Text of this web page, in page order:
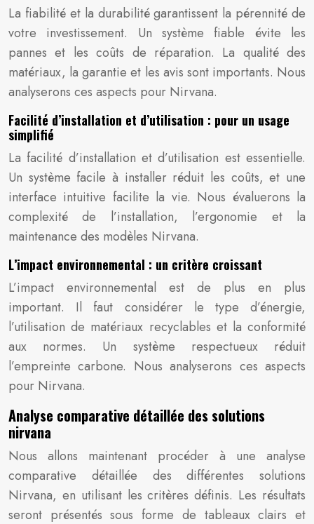
La fiabilité et la durabilité garantissent la pérennité de
votre investissement. Un système fiable évite les
pannes et les coûts de réparation. La qualité des
matériaux, la garantie et les avis sont importants. Nous
analyserons ces aspects pour Nirvana.
Facilité d’installation et d’utilisation : pour un usage
simplifié
La facilité d’installation et d’utilisation est essentielle.
Un système facile à installer réduit les coûts, et une
interface intuitive facilite la vie. Nous évaluerons la
complexité de l’installation, l’ergonomie et la
maintenance des modèles Nirvana.
L’impact environnemental : un critère croissant
L’impact environnemental est de plus en plus
important. Il faut considérer le type d’énergie,
l’utilisation de matériaux recyclables et la conformité
aux normes. Un système respectueux réduit
l’empreinte carbone. Nous analyserons ces aspects
pour Nirvana.
Analyse comparative détaillée des solutions
nirvana
Nous allons maintenant procéder à une analyse
comparative détaillée des différentes solutions
Nirvana, en utilisant les critères définis. Les résultats
seront présentés sous forme de tableaux clairs et